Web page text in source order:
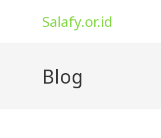
Salafy.or.id
Blog